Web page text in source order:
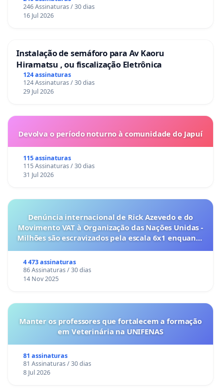
246 Assinaturas / 30 dias
16 Jul 2026
Instalação de semáforo para Av Kaoru
Hiramatsu , ou fiscalização Eletrônica
124 assinaturas
124 Assinaturas / 30 dias
29 Jul 2026
Devolva o período noturno à comunidade do Japuí
115 assinaturas
115 Assinaturas / 30 dias
31 Jul 2026
Denúncia internacional de Rick Azevedo e do
Movimento VAT à Organização das Nações Unidas -
Milhões são escravizados pela escala 6x1 enquanto
4 473 assinaturas
86 Assinaturas / 30 dias
14 Nov 2025
Manter os professores que fortalecem a formação
em Veterinária na UNIFENAS
81 assinaturas
81 Assinaturas / 30 dias
8 Jul 2026